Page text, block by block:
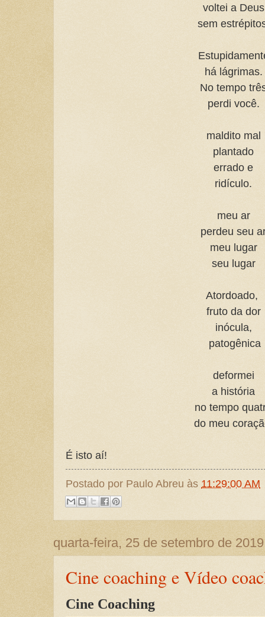
voltei a Deus
sem
há lágrimas.
No tempo
perdi você.
maldito mal
plantado
errado e
ridículo.
meu ar
perdeu seu
meu lugar
seu lugar
Atordoado,
fruto da dor
inócula,
patogênica
deformei
a história
no tempo
do meu
É isto aí!
Postado por Paulo Abreu às 11:29:00 AM
quarta-feira, 25 de setembro de 2019
Cine coaching e Vídeo
Cine Coaching